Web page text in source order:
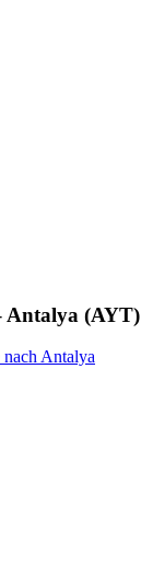
Antalya (AYT)
Antalya